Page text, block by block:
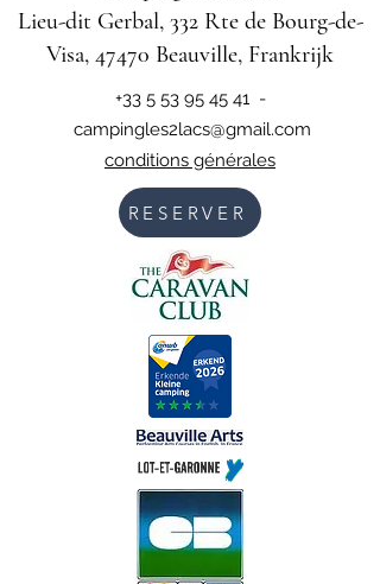
Lieu-dit Gerbal, 332 Rte de Bourg-de-
Visa, 47470 Beauville, Frankrijk
+33 5 53 95 45 41-
campingles2lacs@gmail.com
conditions générales
RESERVER